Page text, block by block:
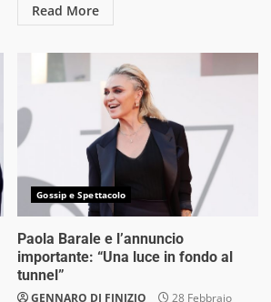
Read More
Gossip e Spettacolo
Paola Barale e l’annuncio
importante: “Una luce in fondo al
tunnel”
GENNARO DI FINIZIO
28 Febbraio